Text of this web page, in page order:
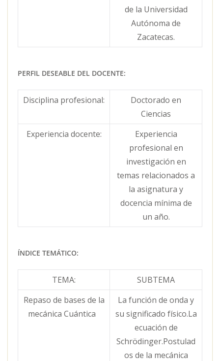
de la Universidad
Autónoma de
Zacatecas.
PERFIL DESEABLE DEL DOCENTE:
Disciplina profesional:
Doctorado en
Ciencias
Experiencia docente:
Experiencia
profesional en
investigación en
temas relacionados a
la asignatura y
docencia mínima de
un año.
ÍNDICE TEMÁTICO:
TEMA:
SUBTEMA
Repaso de bases de la
mecánica Cuántica
La función de onda y
su significado físico.La
ecuación de
Schrödinger.Postulad
os de la mecánica